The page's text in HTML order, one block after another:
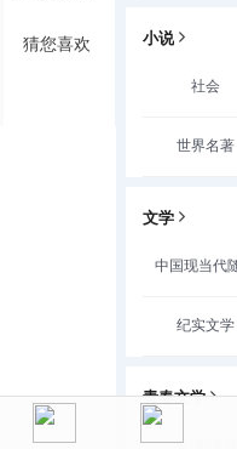
猜您喜欢 小说
社会
世界名著
文学
中国现当代
纪实文学
青春文学